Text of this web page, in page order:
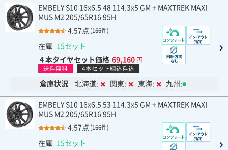
EMBELY S10 16x6.5 48 114.3x5 GM + MAXTREK MAXI
MUS M2 205/65R16 95H
4.57点 (166件)
在庫 15セット
４本タイヤセット価格 69,160 円
送料無料 4本セット組込料込
倉庫状況 北海道: 関東: 東海: 九州:
EMBELY S10 16x6.5 53 114.3x5 GM + MAXTREK MAXI
MUS M2 205/65R16 95H
4.57点 (166件)
在庫 15セット